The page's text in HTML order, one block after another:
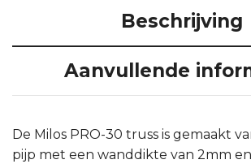
Beschrijving
Aanvullende
De Milos PRO-30 truss is gemaakt
pijp met een wanddikte van 2mm